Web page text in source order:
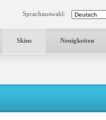
Sprachauswahl:
Skins Neuigkeiten